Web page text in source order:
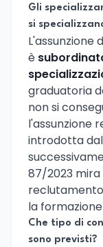
Gli
si
L'assunzione
è
graduatoria
non si
l'assunzione
introdotta
87/2023
la
Che tipo di
sono previsti?